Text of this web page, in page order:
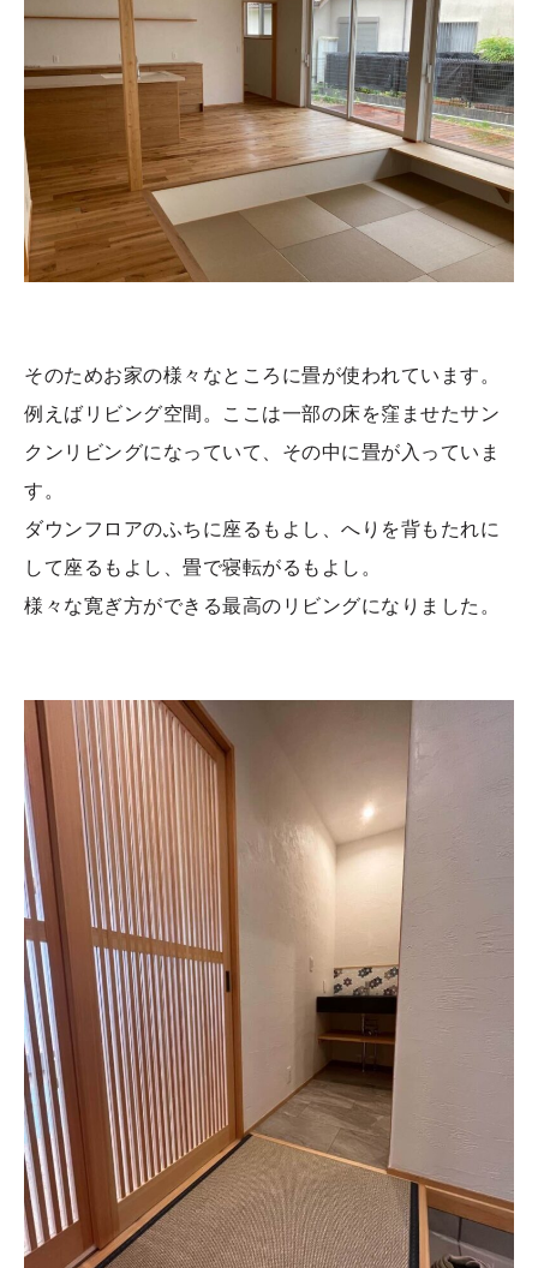
そのためお家の様々なところに畳が使われています。
例えばリビング空間。ここは一部の床を窪ませたサン
クンリビングになっていて、その中に畳が入っていま
す。
ダウンフロアのふちに座るもよし、へりを背もたれに
して座るもよし、畳で寝転がるもよし。
様々な寛ぎ方ができる最高のリビングになりました。